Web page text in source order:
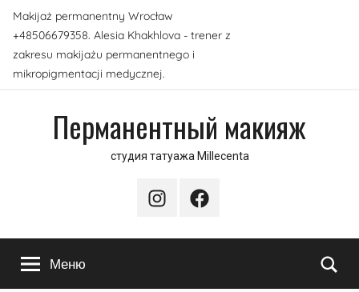
Перейти
содержимому
Makijaż permanentny Wrocław
+48506679358. Alesia Khakhlova - trener z
zakresu makijażu permanentnego i
mikropigmentacji medycznej.
Перманентный макияж
студия татуажа Millecenta
InstagramFacebook
Меню